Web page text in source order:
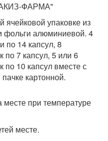
ФАРМА"
ячейковой упаковке из
фольги алюминиевой. 4
по 14 капсул, 8
по 7 капсул, 5 или 6
по 10 капсул вместе с
картонной.
при температуре
месте.